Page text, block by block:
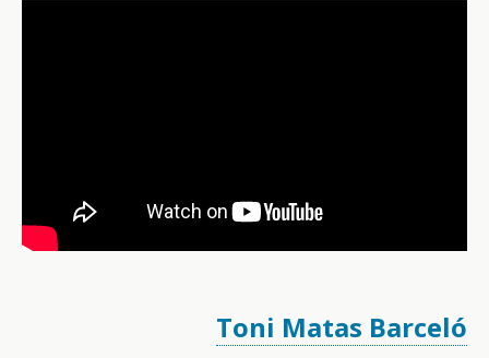
Toni Matas Barceló